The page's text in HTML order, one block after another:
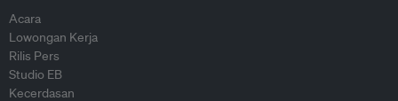
Acara
Lowongan Kerja
Rilis Pers
Studio EB
Kecerdasan